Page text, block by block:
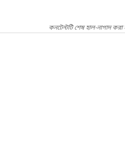
কনটেন্টটি শেষ হাল-নাগাদ